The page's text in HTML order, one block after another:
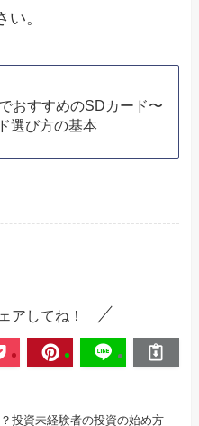
。
おすすめのSDカード〜
選び方の基本
アしてね！
投資未経験者の投資の始め方